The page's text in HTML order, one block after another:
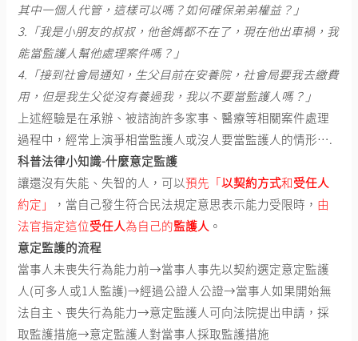
其中一個人代管，這樣可以嗎？如何確保弟弟權益？」
3.「我是小朋友的叔叔，他爸媽都不在了，現在他出車禍，我
能當監護人幫他處理案件嗎？」
4.「接到社會局通知，生父目前在安養院，社會局要我去繳費
用，但是我生父從沒有養過我，我以不要當監護人嗎？」
上述經驗是在承辦、被諮詢許多家事、醫療等相關案件處理
過程中，經常上演爭相當監護人或沒人要當監護人的情形….
科普法律小知識-什麼意定監護
讓還沒有失能、失智的人，可以預先「以契約方式和受任人
約定」
，當自己發生符合民法規定意思表示能力受限時， 由
法官指定這位受任人為自己的監護人 。
意定監護的流程
當事人未喪失行為能力前→當事人事先以契約選定意定監護
人(可多人或1人監護)→經過公證人公證→當事人如果開始無
法自主、喪失行為能力→意定監護人可向法院提出申請，採
取監護措施→意定監護人對當事人採取監護措施